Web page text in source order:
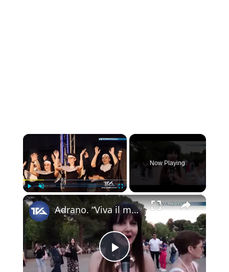
×
Play Unmute Fullscreen
Now Playing
×
Play
Adrano. “Viva il musical”. Alla villa comunale protagonisti gli alunni della scuola media Mazzini